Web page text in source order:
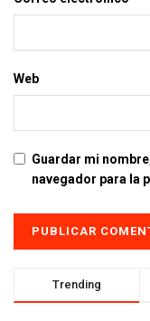
Web
Guardar mi
navegador para la
Trending